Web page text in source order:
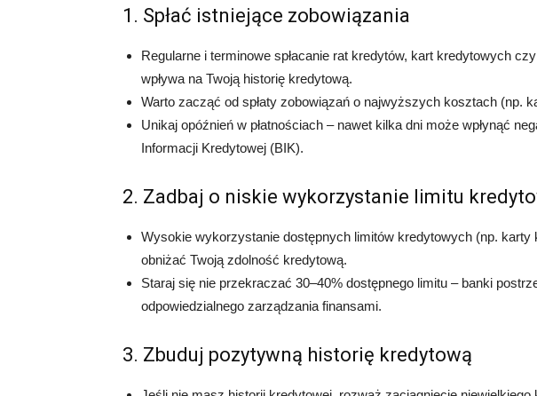
1. Spłać istniejące zobowiązania
Regularne i terminowe spłacanie rat kredytów, kart kredytowych
wpływa na Twoją historię kredytową.
Warto zacząć od spłaty zobowiązań o najwyższych kosztach (np.
Unikaj opóźnień w płatnościach – nawet kilka dni może wpłynąć
Informacji Kredytowej (BIK).
2. Zadbaj o niskie wykorzystanie limitu
Wysokie wykorzystanie dostępnych limitów kredytowych (np. karty
obniżać Twoją zdolność kredytową.
Staraj się nie przekraczać 30–40% dostępnego limitu – banki
odpowiedzialnego zarządzania finansami.
3. Zbuduj pozytywną historię kredytową